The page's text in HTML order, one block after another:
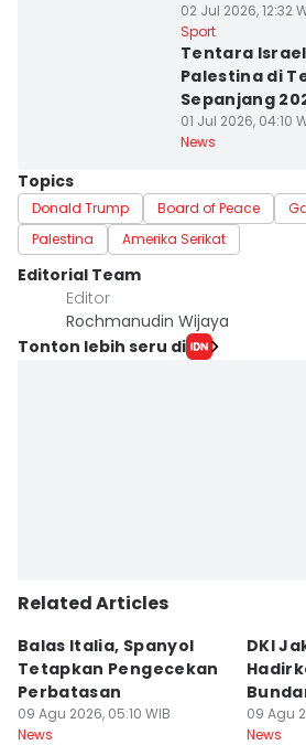
02 Jul 2026, 12:32
Sport
Tentara
Palestina di
Sepanjang
01 Jul 2026, 04:10
News
Topics
Donald Trump Board of Peace
Palestina
Amerika Serikat
Editorial Team
Editor
Rochmanudin Wijaya
Tonton lebih seru di
Related Articles
Balas Italia, Spanyol
Tetapkan Pengecekan
Perbatasan
09 Agu 2026, 05:10 WIB
News
DKI
Ancol
09 Agu
News